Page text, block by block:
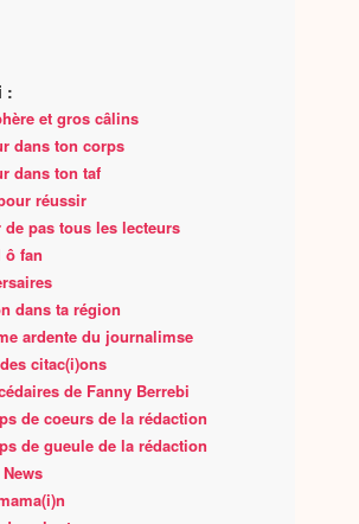
:
et gros câlins
dans ton corps
dans ton taf
réussir
de pas tous les lecteurs
ô fan
dans ta région
ardente du journalimse
citac(i)ons
de Fanny Berrebi
de coeurs de la rédaction
de gueule de la rédaction